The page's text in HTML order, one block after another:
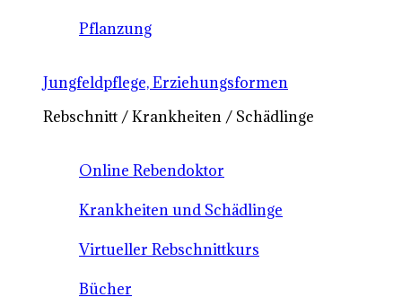
Pflanzung
Jungfeldpflege, Erziehungsformen
Rebschnitt / Krankheiten / Schädlinge
Online Rebendoktor
Krankheiten und Schädlinge
Virtueller Rebschnittkurs
Bücher